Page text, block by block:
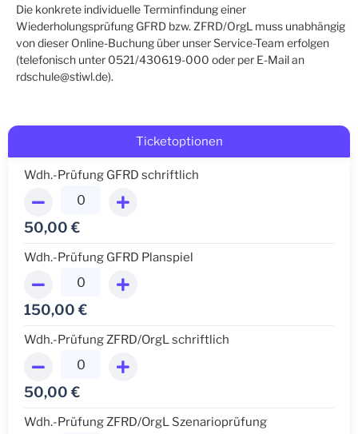
Die konkrete individuelle Terminfindung einer
Wiederholungsprüfung GFRD bzw. ZFRD/OrgL muss unabhängig
von dieser Online-Buchung über unser Service-Team erfolgen
(telefonisch unter 0521/430619-000 oder per E-Mail an
rdschule@stiwl.de).
Ticketoptionen
Wdh.-Prüfung GFRD schriftlich
50,00 €
Wdh.-Prüfung GFRD Planspiel
150,00 €
Wdh.-Prüfung ZFRD/OrgL schriftlich
50,00 €
Wdh.-Prüfung ZFRD/OrgL Szenarioprüfung